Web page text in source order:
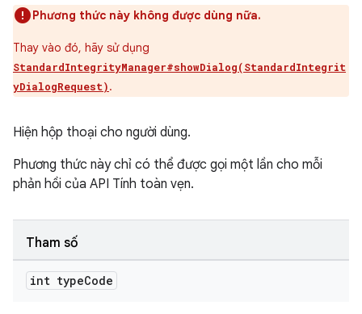
Phương thức này không được dùng nữa.
Thay vào đó, hãy sử dụng
StandardIntegrityManager#showDialog(StandardIntegrit
yDialogRequest).
Hiện hộp thoại cho người dùng.
Phương thức này chỉ có thể được gọi một lần cho mỗi
phản hồi của API Tính toàn vẹn.
Tham số
int typeCode